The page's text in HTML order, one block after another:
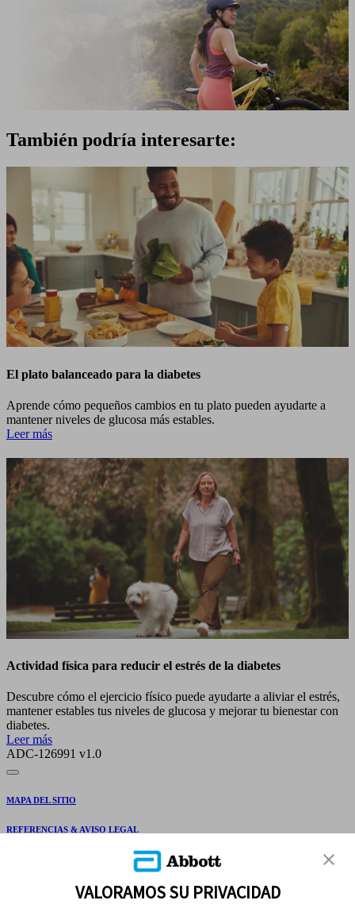
También podría interesarte:
El plato balanceado para la diabetes
Aprende cómo pequeños cambios en tu plato pueden ayudarte a
mantener niveles de glucosa más estables.
Leer más
Actividad física para reducir el estrés de la diabetes
Descubre cómo el ejercicio físico puede ayudarte a aliviar el estrés,
mantener estables tus niveles de glucosa y mejorar tu bienestar con
diabetes.
Leer más
ADC-126991 v1.0
MAPA DEL SITIO
REFERENCIAS & AVISO LEGAL
VALORAMOS SU PRIVACIDAD